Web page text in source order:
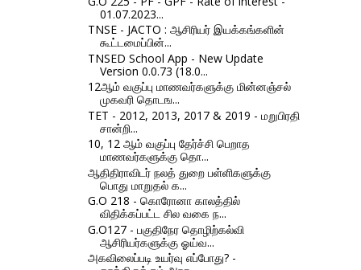
01.07.2023...
TNSE - JACTO : ஆசிரியர் இயக்கங்களின்
கூட்டமைப்பின்...
TNSED School App - New Update
Version 0.0.73 (18.0...
12ஆம் வகுப்பு மாணவர்களுக்கு மின்னஞ்சல்
முகவரி தொடங...
TET - 2012, 2013, 2017 & 2019 - மறுபிரதி
சான்றி...
10, 12 ஆம் வகுப்பு தேர்ச்சி பெறாத
மாணவர்களுக்கு தொ...
ஆதிதிராவிடர் நலத் துறை பள்ளிகளுக்கு
பொது மாறுதல் க...
G.O 218 - கொரோனா காலத்தில்
விதிக்கப்பட்ட சில வகை ந...
G.O127 - பகுதிநேர தொழிற்கல்வி
ஆசிரியர்களுக்கு ஓய்வ...
அகவிலைப்படி உயர்வு எப்போது? -